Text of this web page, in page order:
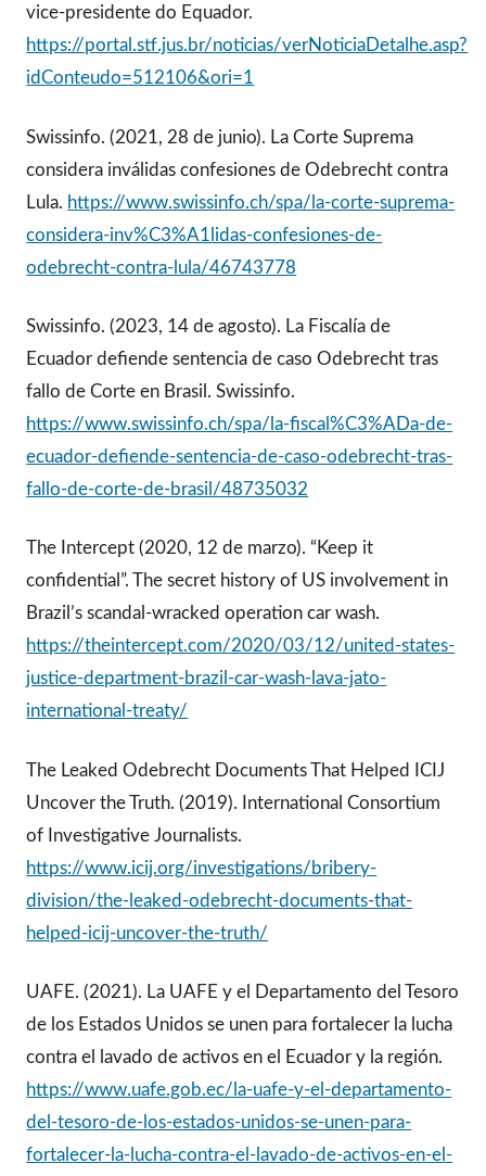
vice-presidente do Equador.
https://portal.stf.jus.br/noticias/verNoticiaDetalhe.asp?
idConteudo=512106&ori=1
Swissinfo. (2021, 28 de junio). La Corte Suprema
considera inválidas confesiones de Odebrecht contra
Lula. https://www.swissinfo.ch/spa/la-corte-suprema-
considera-inv%C3%A1lidas-confesiones-de-
odebrecht-contra-lula/46743778
Swissinfo. (2023, 14 de agosto). La Fiscalía de
Ecuador defiende sentencia de caso Odebrecht tras
fallo de Corte en Brasil. Swissinfo.
https://www.swissinfo.ch/spa/la-fiscal%C3%ADa-de-
ecuador-defiende-sentencia-de-caso-odebrecht-tras-
fallo-de-corte-de-brasil/48735032
The Intercept (2020, 12 de marzo). “Keep it
confidential”. The secret history of US involvement in
Brazil’s scandal-wracked operation car wash.
https://theintercept.com/2020/03/12/united-states-
justice-department-brazil-car-wash-lava-jato-
international-treaty/
The Leaked Odebrecht Documents That Helped ICIJ
Uncover the Truth. (2019). International Consortium
of Investigative Journalists.
https://www.icij.org/investigations/bribery-
division/the-leaked-odebrecht-documents-that-
helped-icij-uncover-the-truth/
UAFE. (2021). La UAFE y el Departamento del Tesoro
de los Estados Unidos se unen para fortalecer la lucha
contra el lavado de activos en el Ecuador y la región.
https://www.uafe.gob.ec/la-uafe-y-el-departamento-
del-tesoro-de-los-estados-unidos-se-unen-para-
fortalecer-la-lucha-contra-el-lavado-de-activos-en-el-